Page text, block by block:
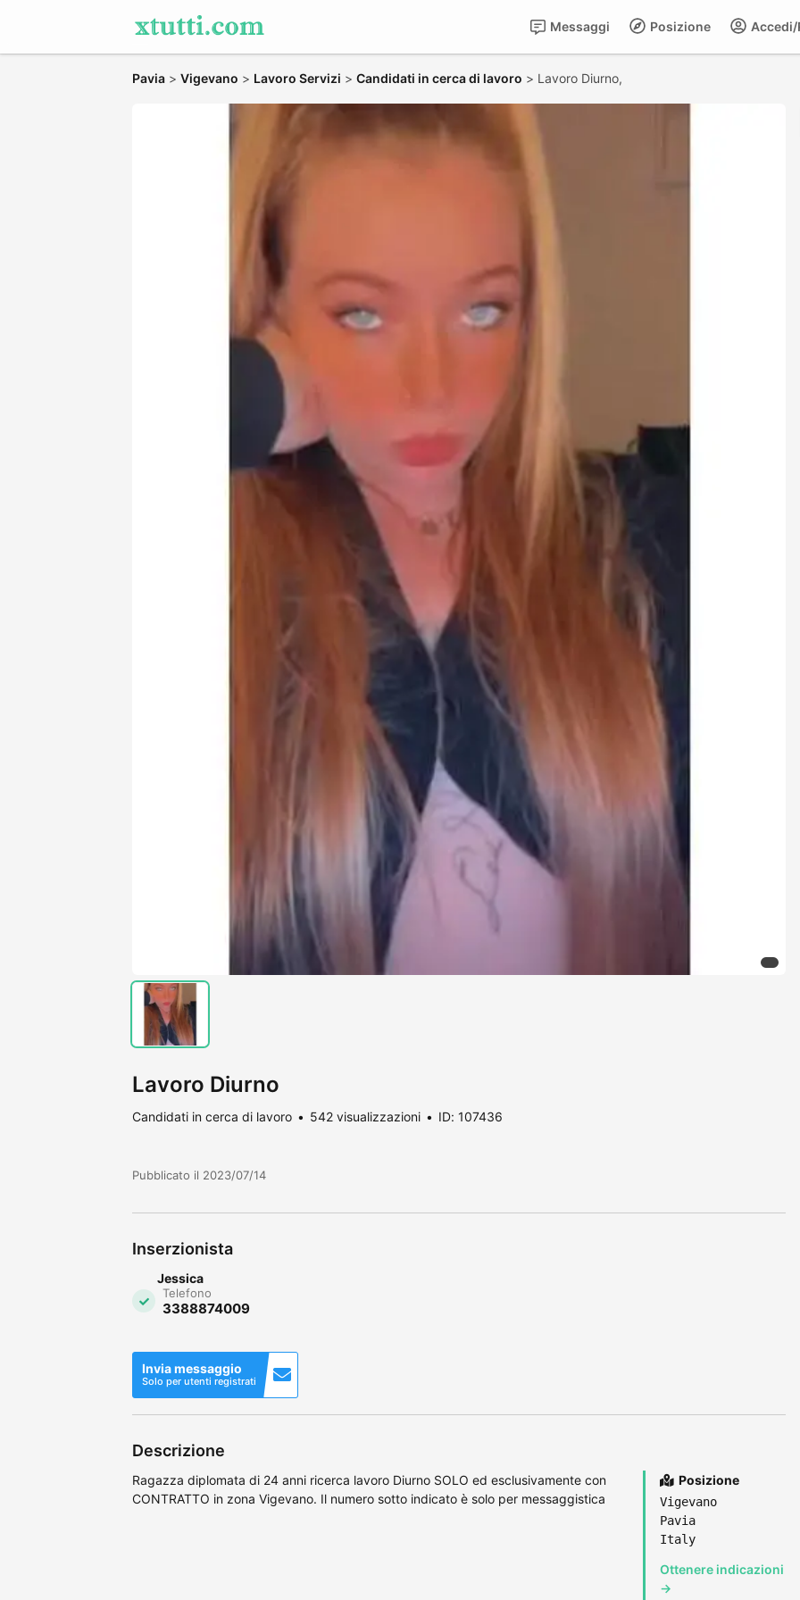
Posizione
Messaggi
Pavia > Vigevano > Lavoro Servizi > Candidati in cerca di lavoro > Lavoro Diurno,
Lavoro Diurno
Candidati in cerca di lavoro 542 visualizzazioni ID: 107436
Pubblicato il 2023/07/14
Inserzionista
Jessica
Telefono
3388874009
Invia messaggio
Solo per utenti registrati
Descrizione
Ragazza diplomata di 24 anni ricerca lavoro Diurno SOLO ed esclusivamente con
CONTRATTO in zona Vigevano. Il numero sotto indicato è solo per messaggistica
Posizione
Vigevano
Pavia
Italy
Ottenere indicazioni
→